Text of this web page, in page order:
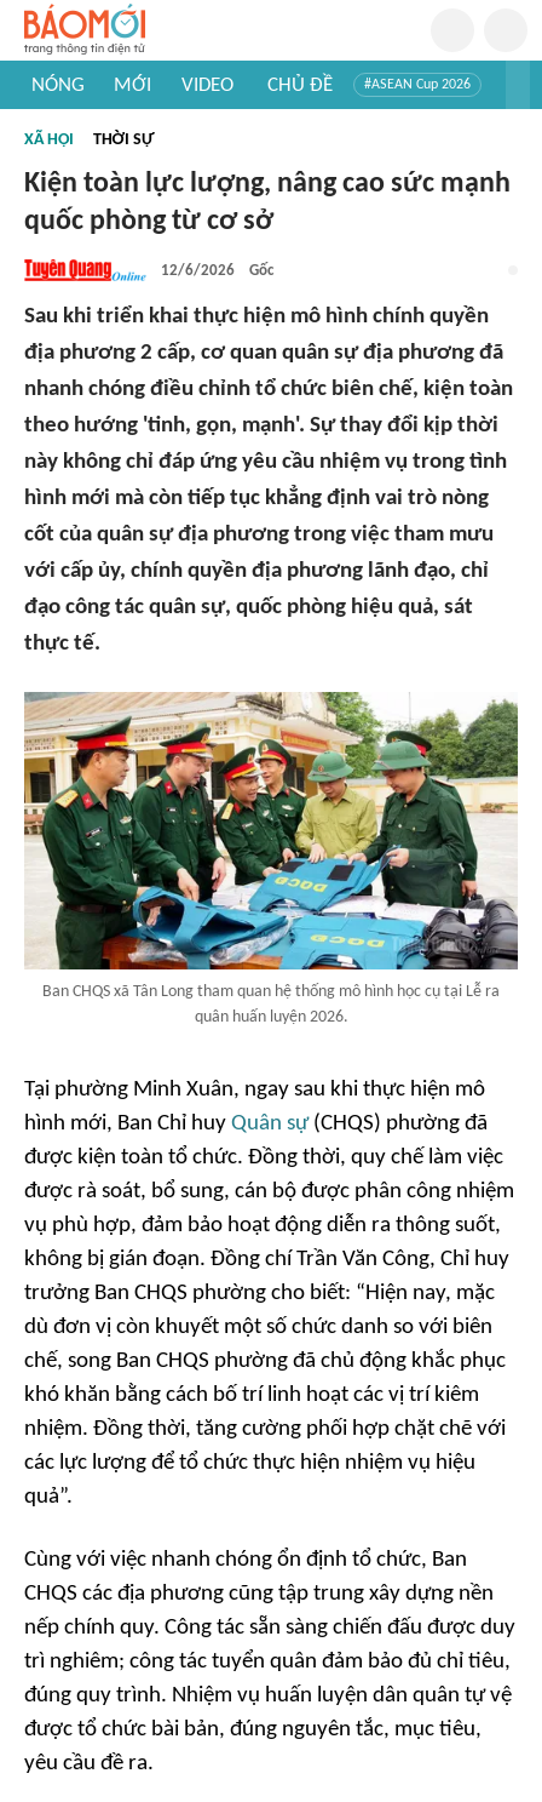
NÓNG MỚI VIDEO CHỦ ĐỀ #ASEAN Cup 2026
#Khám phá thế giới
XÃ HỘI THỜI SỰ
Kiện toàn lực lượng, nâng cao sức mạnh
quốc phòng từ cơ sở
12/6/2026 Gốc
Sau khi triển khai thực hiện mô hình chính quyền
địa phương 2 cấp, cơ quan quân sự địa phương đã
nhanh chóng điều chỉnh tổ chức biên chế, kiện toàn
theo hướng 'tinh, gọn, mạnh'. Sự thay đổi kịp thời
này không chỉ đáp ứng yêu cầu nhiệm vụ trong tình
hình mới mà còn tiếp tục khẳng định vai trò nòng
cốt của quân sự địa phương trong việc tham mưu
với cấp ủy, chính quyền địa phương lãnh đạo, chỉ
đạo công tác quân sự, quốc phòng hiệu quả, sát
thực tế.
Ban CHQS xã Tân Long tham quan hệ thống mô hình học cụ tại Lễ ra
quân huấn luyện 2026.
Tại phường Minh Xuân, ngay sau khi thực hiện mô
hình mới, Ban Chỉ huy Quân sự(CHQS) phường đã
được kiện toàn tổ chức. Đồng thời, quy chế làm việc
được rà soát, bổ sung, cán bộ được phân công nhiệm
vụ phù hợp, đảm bảo hoạt động diễn ra thông suốt,
không bị gián đoạn. Đồng chí Trần Văn Công, Chỉ huy
trưởng Ban CHQS phường cho biết: “Hiện nay, mặc
dù đơn vị còn khuyết một số chức danh so với biên
chế, song Ban CHQS phường đã chủ động khắc phục
khó khăn bằng cách bố trí linh hoạt các vị trí kiêm
nhiệm. Đồng thời, tăng cường phối hợp chặt chẽ với
các lực lượng để tổ chức thực hiện nhiệm vụ hiệu
quả”.
Cùng với việc nhanh chóng ổn định tổ chức, Ban
CHQS các địa phương cũng tập trung xây dựng nền
nếp chính quy. Công tác sẵn sàng chiến đấu được duy
trì nghiêm; công tác tuyển quân đảm bảo đủ chỉ tiêu,
đúng quy trình. Nhiệm vụ huấn luyện dân quân tự vệ
được tổ chức bài bản, đúng nguyên tắc, mục tiêu,
yêu cầu đề ra.